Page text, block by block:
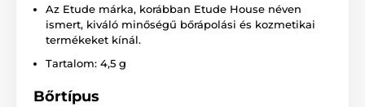
Az Etude márka, korábban Etude House néven
ismert, kiváló minőségű bőrápolási és kozmetikai
termékeket kínál.
Tartalom: 4,5 g
Bőrtípus